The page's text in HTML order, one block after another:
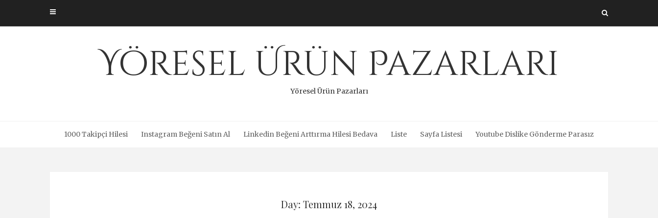
content
Yöresel Ürün Pazarları
Yöresel Ürün Pazarları
1000 Takipçi Hilesi Instagram Beğeni Satın Al Linkedin Beğeni Arttırma Hilesi Bedava Liste Sayfa Listesi Youtube Dislike Gönderme Parasız
Day: Temmuz 18, 2024